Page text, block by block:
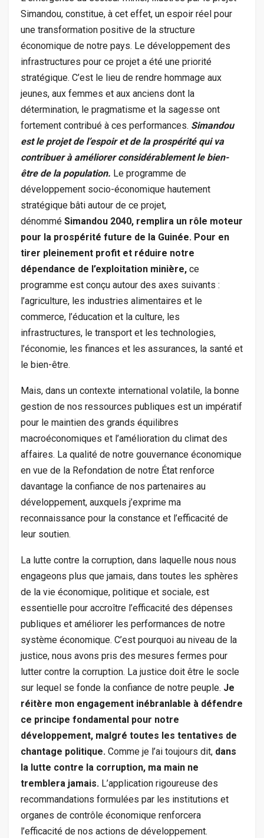
Simandou, constitue, à cet effet, un espoir réel pour
une transformation positive de la structure
économique de notre pays. Le développement des
infrastructures pour ce projet a été une priorité
stratégique. C’est le lieu de rendre hommage aux
jeunes, aux femmes et aux anciens dont la
détermination, le pragmatisme et la sagesse ont
fortement contribué à ces performances. Simandou
est le projet de l’espoir et de la prospérité qui va
contribuer à améliorer considérablement le bien-
être de la population. Le programme de
développement socio-économique hautement
stratégique bâti autour de ce projet,
dénommé Simandou 2040, remplira un rôle moteur
pour la prospérité future de la Guinée. Pour en
tirer pleinement profit et réduire notre
dépendance de l’exploitation minière, ce
programme est conçu autour des axes suivants :
l’agriculture, les industries alimentaires et le
commerce, l’éducation et la culture, les
infrastructures, le transport et les technologies,
l’économie, les finances et les assurances, la santé et
le bien-être.
Mais, dans un contexte international volatile, la bonne
gestion de nos ressources publiques est un impératif
pour le maintien des grands équilibres
macroéconomiques et l’amélioration du climat des
affaires. La qualité de notre gouvernance économique
en vue de la Refondation de notre État renforce
davantage la confiance de nos partenaires au
développement, auxquels j’exprime ma
reconnaissance pour la constance et l’efficacité de
leur soutien.
La lutte contre la corruption, dans laquelle nous nous
engageons plus que jamais, dans toutes les sphères
de la vie économique, politique et sociale, est
essentielle pour accroître l’efficacité des dépenses
publiques et améliorer les performances de notre
système économique. C’est pourquoi au niveau de la
justice, nous avons pris des mesures fermes pour
lutter contre la corruption. La justice doit être le socle
sur lequel se fonde la confiance de notre peuple. Je
réitère mon engagement inébranlable à défendre
ce principe fondamental pour notre
développement, malgré toutes les tentatives de
chantage politique. Comme je l’ai toujours dit, dans
la lutte contre la corruption, ma main ne
tremblera jamais. L’application rigoureuse des
recommandations formulées par les institutions et
organes de contrôle économique renforcera
l’efficacité de nos actions de développement.